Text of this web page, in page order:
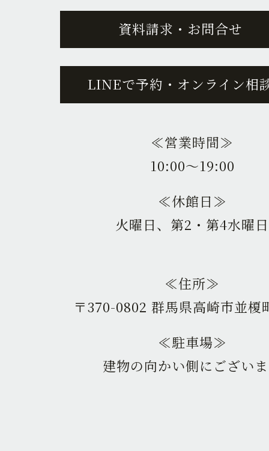
資料請求・お問合せ
LINEで予約・オンライン相
≪営業時間≫
10:00〜19:00
≪休館日≫
火曜日、第2・第4水曜日
≪住所≫
〒370-0802 群馬県高崎市並榎
≪駐車場≫
建物の向かい側にござい